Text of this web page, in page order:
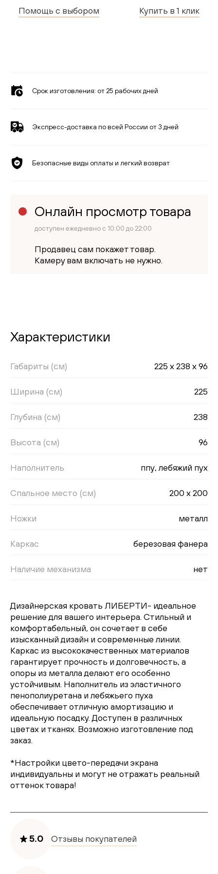
Помощь с выбором Купить в 1 клик
Срок изготовления: от 25 рабочих дней
Экспресс-доставка по всей России от 3 дней
Безопасные виды оплаты и легкий возврат
Онлайн просмотр товара
доступен ежедневно с 10:00 до 22:00
Продавец сам покажет товар.
Камеру вам включать не нужно.
Характеристики
Габариты (см) 225 x 238 x 96
Ширина (см) 225
Глубина (см) 238
Высота (см) 96
Наполнитель ппу, лебяжий пух
Спальное место (см) 200 х 200
Ножки металл
Каркас березовая фанера
Наличие механизма нет
Дизайнерская кровать ЛИБЕРТИ- идеальное
решение для вашего интерьера. Стильный и
комфортабельный, он сочетает в себе
изысканный дизайн и современные линии.
Каркас из высококачественных материалов
гарантирует прочность и долговечность, а
опоры из металла делают его особенно
устойчивым. Наполнитель из эластичного
пенополиуретана и лебяжьего пуха
обеспечивает отличную амортизацию и
идеальную посадку. Доступен в различных
цветах и тканях. Возможно изготовление под
заказ.
*Настройки цвето-передачи экрана
индивидуальны и могут не отражать реальный
оттенок товара!
5.0 Отзывы покупателей